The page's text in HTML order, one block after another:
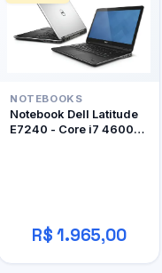
NOTEBOOKS
Notebook Dell Latitude
E7240 - Core i7 4600U
R$ 1.965,00